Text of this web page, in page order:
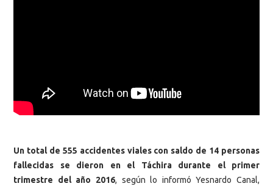
Un total de 555 accidentes viales con saldo de 14 personas
fallecidas se dieron en el Táchira durante el primer
trimestre del año 2016, según lo informó Yesnardo Canal,